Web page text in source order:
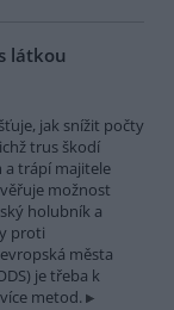
látkou
jak snížit počty
trus škodí
a trápí majitele
možnost
holubník a
proti
města
je třeba k
metod.